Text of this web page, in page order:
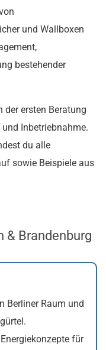
und Wallboxen
bestehender
der ersten Beratung
Inbetriebnahme.
du alle
sowie Beispiele aus
& Brandenburg
Berliner Raum und
für